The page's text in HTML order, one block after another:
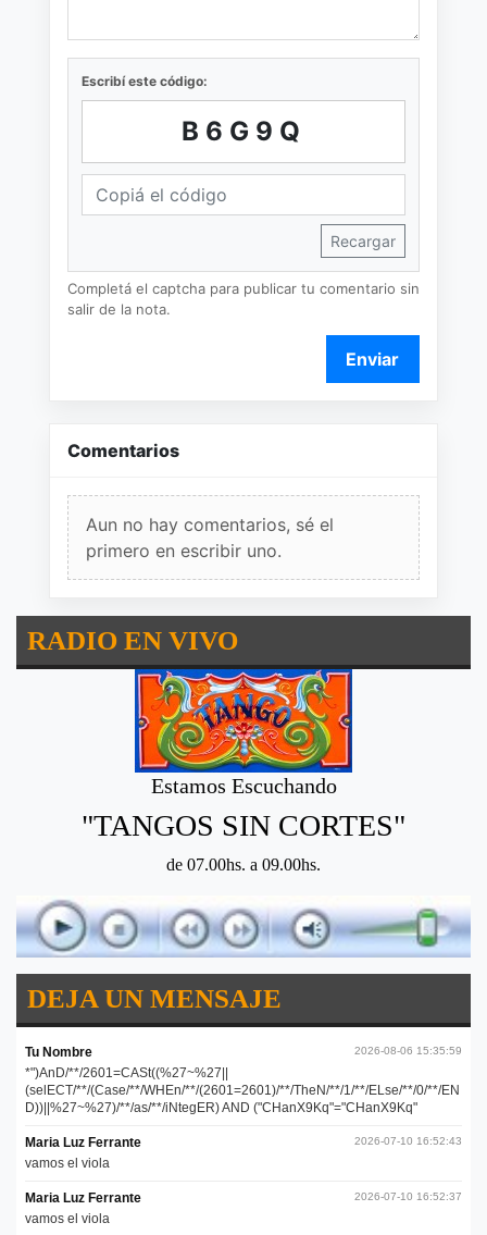
Escribí este código:
B6G9Q
Recargar
Completá el captcha para publicar tu comentario sin
salir de la nota.
Enviar
Comentarios
Aun no hay comentarios, sé el
primero en escribir uno.
RADIO EN VIVO
Estamos Escuchando
"TANGOS SIN CORTES"
de 07.00hs. a 09.00hs.
DEJA UN MENSAJE